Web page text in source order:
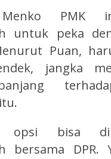
PMK
untuk peka
Puan,
jangka
opsi bisa
bersama DPR.